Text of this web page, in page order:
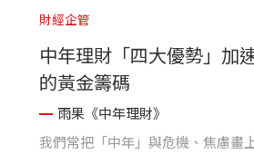
財經企管
中年理財「四大優勢」加
的黃金籌碼
雨果《中年理財》
我們常把「中年」與危機、焦慮畫